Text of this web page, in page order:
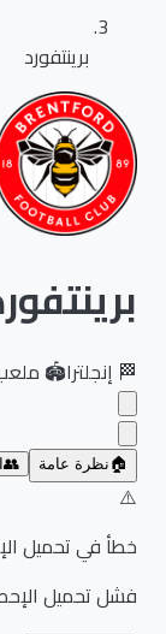
برينتفورد
برينتفورد
إنجلترا🏟️ملعب
نظرة عامة 👥
خطأ في تحميل
فشل تحميل